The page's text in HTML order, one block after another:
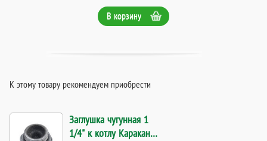
В корзину
К этому товару рекомендуем приобрести
Заглушка чугунная 1
1/4" к котлу Каракан.